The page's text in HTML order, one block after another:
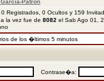
Patrón
0 Registrados, 0 Ocultos y 159
la vez fue de 8082 el Sab Ago 01,
de los �ltimos 5 minutos
Contrase�a: